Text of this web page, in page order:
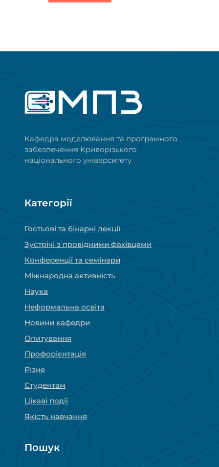
Кафедра моделювання та програмного
забезпечення Криворізького
національного університету
Категорії
Гостьові та бінарні лекції
Зустрічі з провідними фахівцями
Конференції та семінари
Міжнародна активність
Наука
Неформальна освіта
Новини кафедри
Опитування
Профорієнтація
Різне
Студентам
Цікаві події
Якість навчання
Пошук